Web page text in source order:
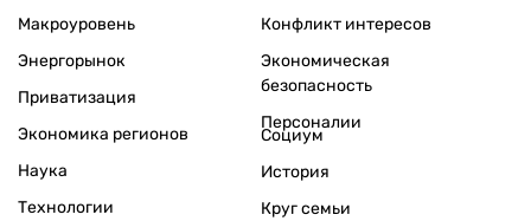
Макроуровень
Энергорынок
Приватизация
Экономика регионов
Конфликт интересов
Экономическая
безопасность
Персоналии
Наука
Технологии
Социум
История
Круг семьи